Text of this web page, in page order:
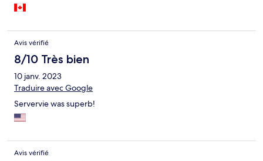
Avis vérifié
8/10 Très bien
10 janv. 2023
Traduire avec Google
Servervie was superb!
Avis vérifié